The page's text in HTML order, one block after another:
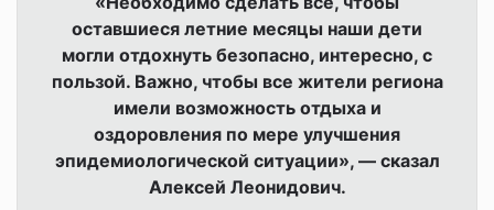
оставшиеся летние месяцы наши дети
могли отдохнуть безопасно, интересно, с
пользой. Важно, чтобы все жители региона
имели возможность отдыха и
оздоровления по мере улучшения
эпидемиологической ситуации», — сказал
Алексей Леонидович.